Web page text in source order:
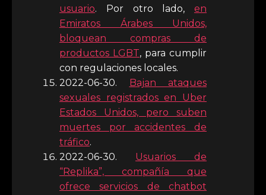
usuario. Por otro lado, en
Emiratos Árabes Unidos,
bloquean compras de
productos LGBT, para cumplir
con regulaciones locales.
2022-06-30. Bajan ataques
sexuales registrados en Uber
Estados Unidos, pero suben
muertes por accidentes de
tráfico.
2022-06-30. Usuarios de
“Replika”, compañía que
ofrece servicios de chatbot